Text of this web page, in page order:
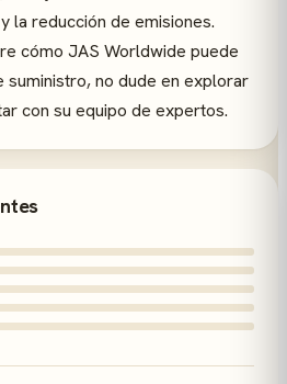
la reducción de emisiones.
cómo JAS Worldwide puede
suministro, no dude en explorar
con su equipo de expertos.